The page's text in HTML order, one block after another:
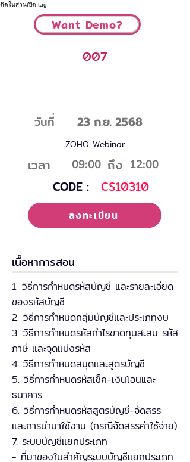
ติดในส่วนเปิด tag
Want Demo?
007
วันที่ 23 ก.ย. 2568
ZOHO Webinar
เวลา 09:00
CODE :
ถึง 12:00
CS10310
ลงทะเบียน
เนื้อหาการสอน
1. วิธีการกำหนดรหัสบัญชี และรายละเอียด
ของรหัสบัญชี
2. วิธีการกำหนดกลุ่มบัญชีและประเภทงบ
3. วิธีการกำหนดรหัสกำไรขาดทุนสะสม รหัส
ภาษี และจุดแบ่งรหัส
4. วิธีการกำหนดสมุดและสูตรบัญชี
5. วิธีการกำหนดรหัสเช็ค-เงินโอนและ
ธนาคาร
6. วิธีการกำหนดรหัสสูตรบัญชี-จัดสรร
และการนำมาใช้งาน (กรณีจัดสรรค่าใช้จ่าย)
7. ระบบบัญชีแยกประเภท
- ที่มาของใบสำคัญระบบบัญชีแยกประเภท